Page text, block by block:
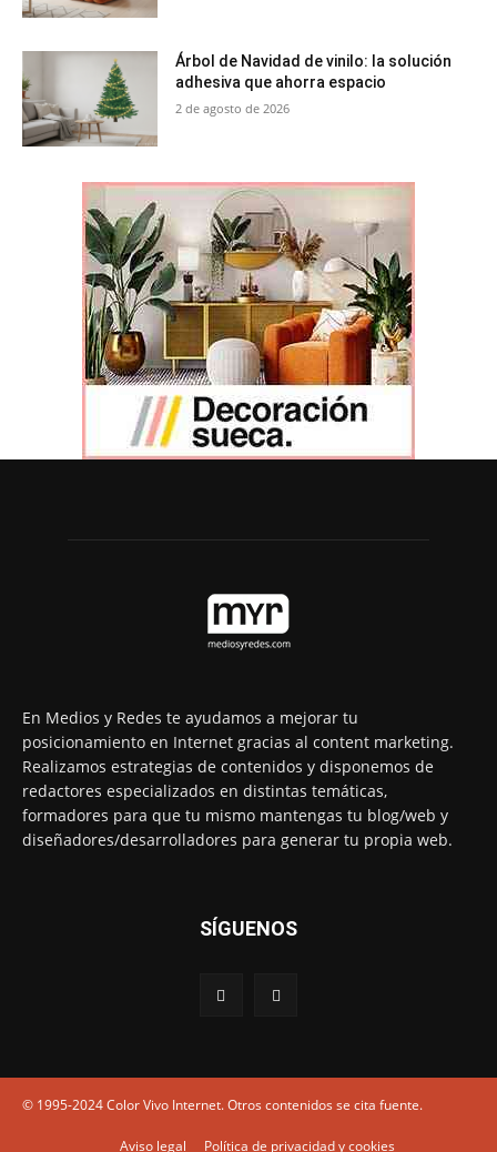
Árbol de Navidad de vinilo: la solución
adhesiva que ahorra espacio
2 de agosto de 2026
En Medios y Redes te ayudamos a mejorar tu
posicionamiento en Internet gracias al content marketing.
Realizamos estrategias de contenidos y disponemos de
redactores especializados en distintas temáticas,
formadores para que tu mismo mantengas tu blog/web y
diseñadores/desarrolladores para generar tu propia web.
SÍGUENOS
© 1995-2024 Color Vivo Internet. Otros contenidos se cita fuente.
Aviso legal Política de privacidad y cookies